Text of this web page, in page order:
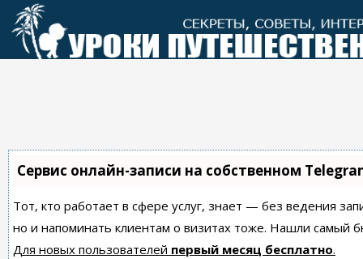
Перейти
контенту
Сервис онлайн-записи на собственном
Тот, кто работает в сфере услуг, знает — без ведения
но и напоминать клиентам о визитах тоже. Нашли самый
Для новых пользователей первый месяц бесплатно.